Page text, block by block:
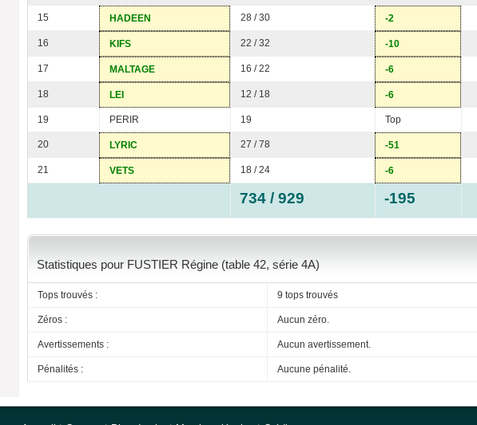
15 HADEEN 28 / 30 -2
16 KIFS 22 / 32 -10
17 MALTAGE 16 / 22 -6
18 LEI 12 / 18 -6
19 PERIR 19 Top
20 LYRIC 27 / 78 -51
21 VETS 18 / 24 -6
734 / 929 -195
Statistiques pour FUSTIER Régine (table 42, série 4A)
Tops trouvés : 9 tops trouvés
Zéros : Aucun zéro.
Avertissements : Aucun avertissement.
Pénalités : Aucune pénalité.